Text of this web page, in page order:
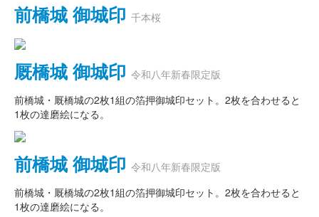
前橋城 御城印 千本桜
厩橋城 御城印 令和八年新春限定版
前橋城・厩橋城の2枚1組の箔押御城印セット。2枚を合わせると
1枚の達磨絵になる。
前橋城 御城印 令和八年新春限定版
前橋城・厩橋城の2枚1組の箔押御城印セット。2枚を合わせると
1枚の達磨絵になる。